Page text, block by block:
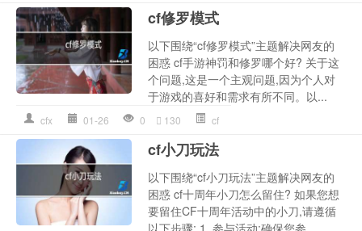
cf修罗模式
以下围绕“cf修罗模式”主题解决网友的
困惑 cf手游神罚和修罗哪个好? 关于这
个问题,这是一个主观问题,因为个人对
于游戏的喜好和需求有所不同。以...
cfx 01-26 0 130 cf
cf小刀玩法
以下围绕“cf小刀玩法”主题解决网友的
困惑 cf十周年小刀怎么留住? 如果您想
要留住CF十周年活动中的小刀,请遵循
以下步骤: 1. 参与活动:确保您参...